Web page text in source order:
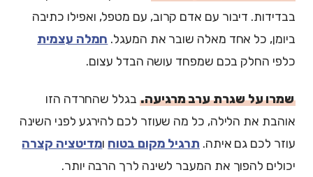
בבדידות. דיבור עם אדם קרוב, עם מטפל, ואפילו כתיבה
ביומן, כל אחד מאלה שובר את המעגל. חמלה עצמית
כלפי החלק בכם שמפחד עושה הבדל עצום.
שמרו על שגרת ערב מרגיעה. בגלל שהחרדה הזו
אוהבת את הלילה, כל מה שעוזר לכם להירגע לפני השינה
עוזר לכם גם איתה. תרגיל מקום בטוח ומדיטציה קצרה
יכולים להפוך את המעבר לשינה לרך הרבה יותר.